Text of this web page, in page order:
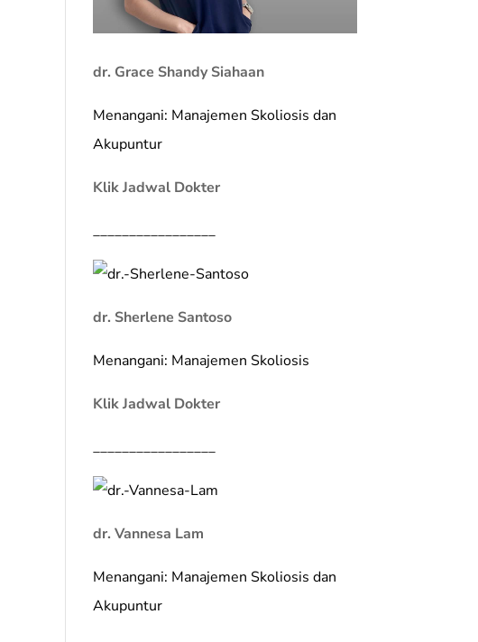
dr. Grace Shandy Siahaan
Menangani: Manajemen Skoliosis dan
Akupuntur
Klik Jadwal Dokter
_________________
dr. Sherlene Santoso
Menangani: Manajemen Skoliosis
Klik Jadwal Dokter
_________________
dr. Vannesa Lam
Menangani: Manajemen Skoliosis dan
Akupuntur